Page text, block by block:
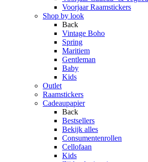
Voorjaar Raamstickers
Shop by look
Back
Vintage Boho
Spring
Maritiem
Gentleman
Baby
Kids
Outlet
Raamstickers
Cadeaupapier
Back
Bestsellers
Bekijk alles
Consumentenrollen
Cellofaan
Kids